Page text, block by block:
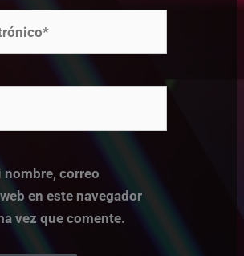
nombre, correo
en este navegador
vez que comente.